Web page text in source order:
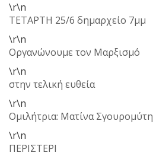
\r\n
ΤΕΤΑΡΤΗ 25/6 δημαρχείο 7μμ
\r\n
Οργανώνουμε τον Μαρξισμό
\r\n
στην τελική ευθεία
\r\n
Ομιλήτρια: Ματίνα Σγουρομύτη
\r\n
ΠΕΡΙΣΤΕΡΙ